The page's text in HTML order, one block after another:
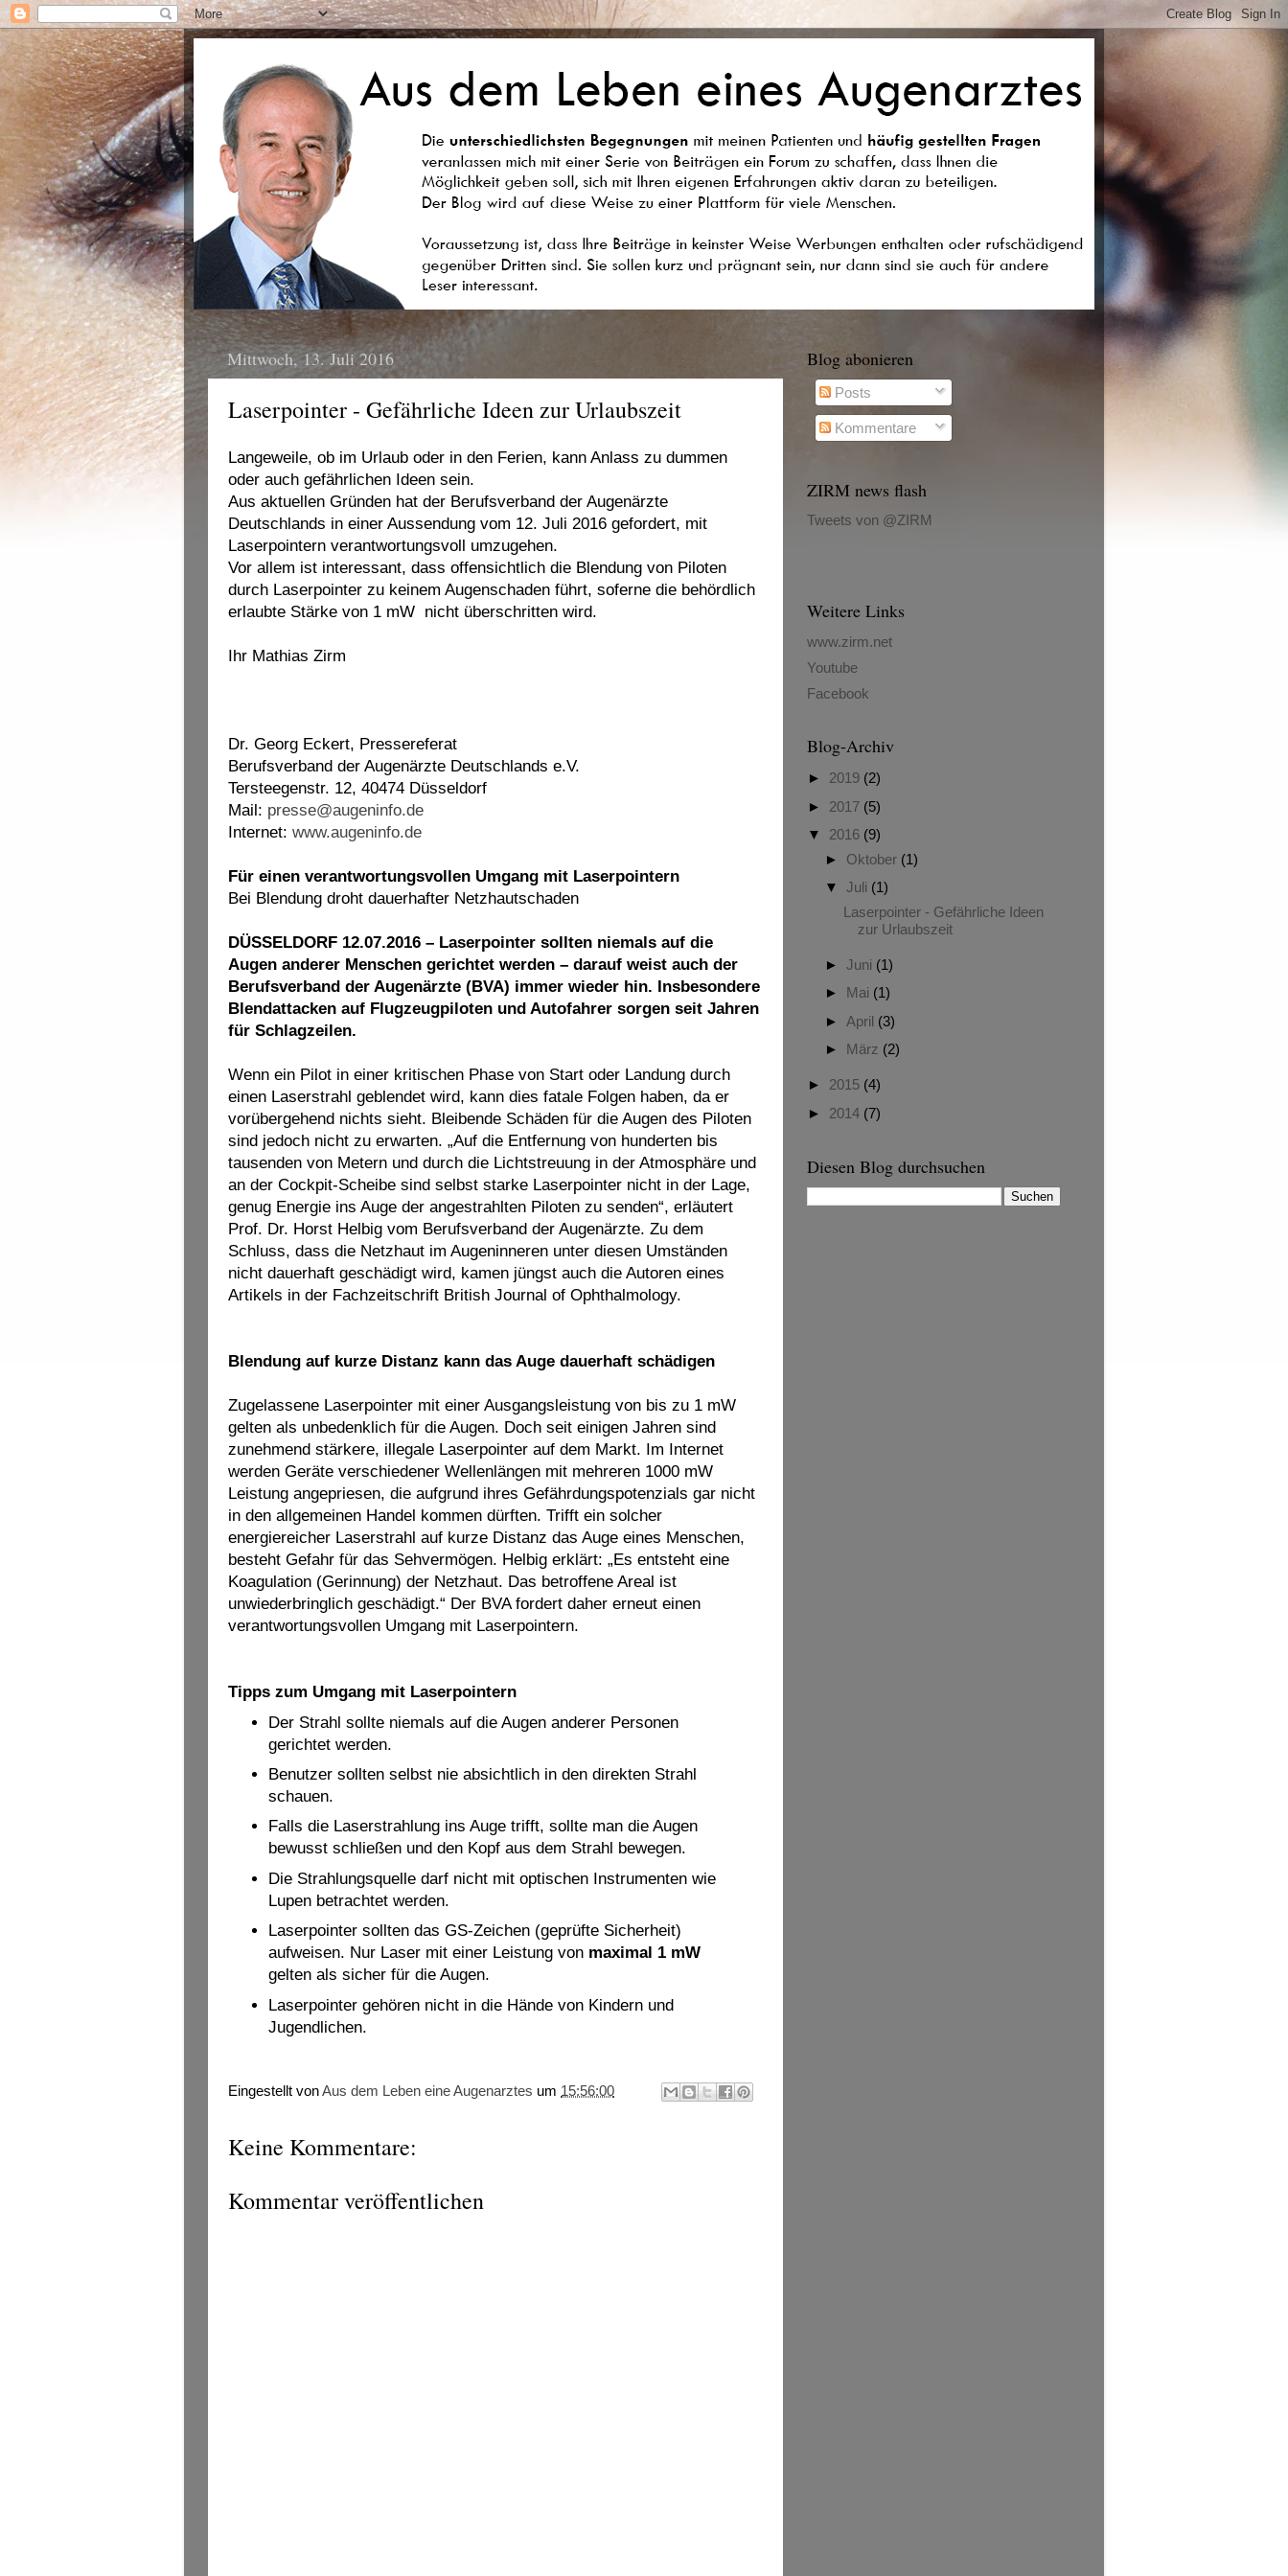
Mittwoch, 13. Juli 2016
Laserpointer - Gefährliche Ideen zur Urlaubszeit
Langeweile, ob im Urlaub oder in den Ferien, kann Anlass zu dummen
oder auch gefährlichen Ideen sein.
Aus aktuellen Gründen hat der Berufsverband der Augenärzte
Deutschlands in einer Aussendung vom 12. Juli 2016 gefordert, mit
Laserpointern verantwortungsvoll umzugehen.
Vor allem ist interessant, dass offensichtlich die Blendung von Piloten
durch Laserpointer zu keinem Augenschaden führt, soferne die behördlich
erlaubte Stärke von 1 mW nicht überschritten wird.
Ihr Mathias Zirm
Dr. Georg Eckert, Pressereferat
Berufsverband der Augenärzte Deutschlands e.V.
Tersteegenstr. 12, 40474 Düsseldorf
Mail: presse@augeninfo.de
Internet: www.augeninfo.de
Für einen verantwortungsvollen Umgang mit Laserpointern
Bei Blendung droht dauerhafter Netzhautschaden
DÜSSELDORF 12.07.2016 – Laserpointer sollten niemals auf die
Augen anderer Menschen gerichtet werden – darauf weist auch der
Berufsverband der Augenärzte (BVA) immer wieder hin. Insbesondere
Blendattacken auf Flugzeugpiloten und Autofahrer sorgen seit Jahren
für Schlagzeilen.
Wenn ein Pilot in einer kritischen Phase von Start oder Landung durch
einen Laserstrahl geblendet wird, kann dies fatale Folgen haben, da er
vorübergehend nichts sieht. Bleibende Schäden für die Augen des Piloten
sind jedoch nicht zu erwarten. „Auf die Entfernung von hunderten bis
tausenden von Metern und durch die Lichtstreuung in der Atmosphäre und
an der Cockpit-Scheibe sind selbst starke Laserpointer nicht in der Lage,
genug Energie ins Auge der angestrahlten Piloten zu senden“, erläutert
Prof. Dr. Horst Helbig vom Berufsverband der Augenärzte. Zu dem
Schluss, dass die Netzhaut im Augeninneren unter diesen Umständen
nicht dauerhaft geschädigt wird, kamen jüngst auch die Autoren eines
Artikels in der Fachzeitschrift British Journal of Ophthalmology.
Blendung auf kurze Distanz kann das Auge dauerhaft schädigen
Zugelassene Laserpointer mit einer Ausgangsleistung von bis zu 1 mW
gelten als unbedenklich für die Augen. Doch seit einigen Jahren sind
zunehmend stärkere, illegale Laserpointer auf dem Markt. Im Internet
werden Geräte verschiedener Wellenlängen mit mehreren 1000 mW
Leistung angepriesen, die aufgrund ihres Gefährdungspotenzials gar nicht
in den allgemeinen Handel kommen dürften. Trifft ein solcher
energiereicher Laserstrahl auf kurze Distanz das Auge eines Menschen,
besteht Gefahr für das Sehvermögen. Helbig erklärt: „Es entsteht eine
Koagulation (Gerinnung) der Netzhaut. Das betroffene Areal ist
unwiederbringlich geschädigt.“ Der BVA fordert daher erneut einen
verantwortungsvollen Umgang mit Laserpointern.
Tipps zum Umgang mit Laserpointern
Der Strahl sollte niemals auf die Augen anderer Personen
gerichtet werden.
Benutzer sollten selbst nie absichtlich in den direkten Strahl
schauen.
Falls die Laserstrahlung ins Auge trifft, sollte man die Augen
bewusst schließen und den Kopf aus dem Strahl bewegen.
Die Strahlungsquelle darf nicht mit optischen Instrumenten wie
Lupen betrachtet werden.
Laserpointer sollten das GS-Zeichen (geprüfte Sicherheit)
aufweisen. Nur Laser mit einer Leistung von maximal 1 mW
gelten als sicher für die Augen.
Laserpointer gehören nicht in die Hände von Kindern und
Jugendlichen.
Eingestellt vonAus dem Leben eine Augenarztes um 15:56:00
Keine Kommentare:
Kommentar veröffentlichen
Blog abonieren
Posts
Kommentare
ZIRM news flash
Tweets von @ZIRM
Weitere Links
www.zirm.net
Youtube
Facebook
Blog-Archiv
► 2019 (2)
► 2017 (5)
▼ 2016 (9)
► Oktober (1)
▼Juli (1)
Laserpointer - Gefährliche Ideen
zur Urlaubszeit
►Juni (1)
► Mai (1)
►April (3)
► März (2)
► 2015 (4)
► 2014 (7)
Diesen Blog durchsuchen